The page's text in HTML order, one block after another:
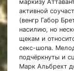
маркизу
активной
(венгр Габор
насилию, но
щекам и
секс-шопа.
подчёркнуты и
Марк Альбрехт